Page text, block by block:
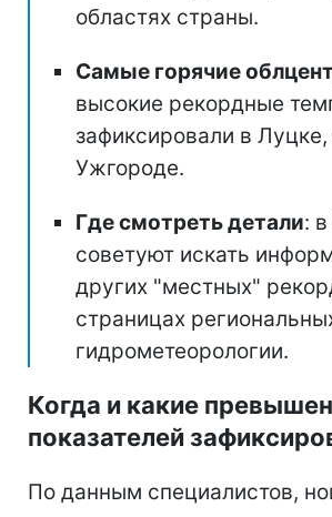
областях страны.
Самые горячие
высокие рекордные
зафиксировали в
Ужгороде.
Где смотреть детали:
советуют искать
других "местных"
страницах
гидрометеорологии.
Когда и какие
показателей
По данным специалистов,